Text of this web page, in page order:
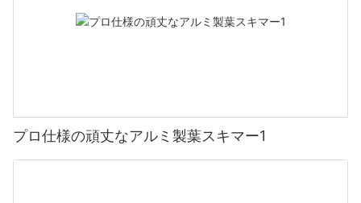
プロ仕様の頑丈なアルミ製葉スキマー1